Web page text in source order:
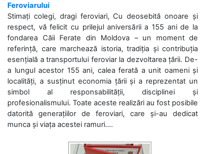
Feroviarului
Stimați colegi, dragi feroviari, Cu deosebită onoare și
respect, vă felicit cu prilejul aniversării a 155 ani de la
fondarea Căii Ferate din Moldova – un moment de
referință, care marchează istoria, tradiția și contribuția
esențială a transportului feroviar la dezvoltarea țării. De-
a lungul acestor 155 ani, calea ferată a unit oameni și
localități, a susținut economia țării și a reprezentat un
simbol al responsabilității, disciplinei și
profesionalismului. Toate aceste realizări au fost posibile
datorită generațiilor de feroviari, care și-au dedicat
munca și viața acestei ramuri....